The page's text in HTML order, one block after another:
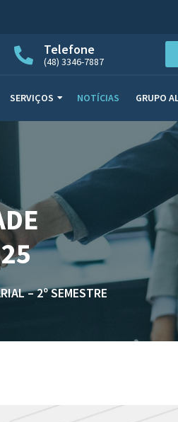
Telefone
(48) 3346-7887
SERVIÇOS NOTÍCIAS GRUPO
– 2º SEMESTRE